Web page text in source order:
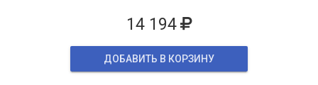
14 194
ДОБАВИТЬ В КОРЗИНУ